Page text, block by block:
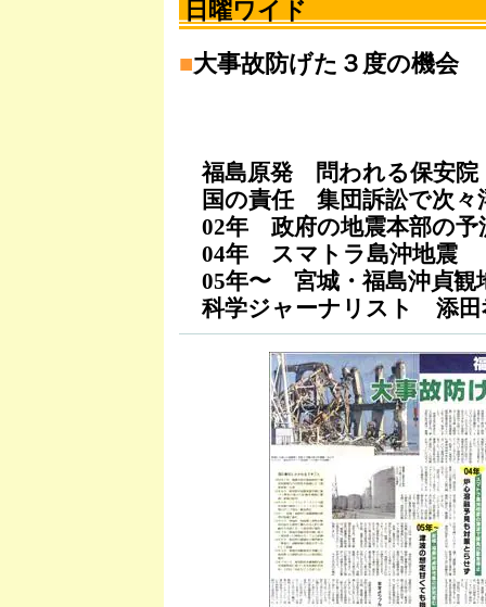
日曜ワイド
■大事故防げた３度の機会
福島原発 問われる保安院
国の責任 集団訴訟で次々
02年 政府の地震本部の予
04年 スマトラ島沖地震
05年〜 宮城・福島沖貞観
科学ジャーナリスト 添田